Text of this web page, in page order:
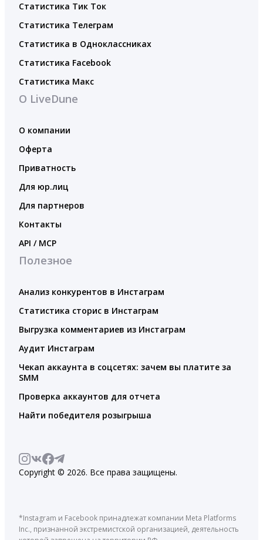
Статистика Тик Ток
Статистика Телеграм
Статистика в Одноклассниках
Статистика Facebook
Статистика Макс
О LiveDune
О компании
Оферта
Приватность
Для юр.лиц
Для партнеров
Контакты
API / MCP
Полезное
Анализ конкурентов в Инстаграм
Статистика сторис в Инстаграм
Выгрузка комментариев из Инстаграм
Аудит Инстаграм
Чекап аккаунта в соцсетях: зачем вы платите за
SMM
Проверка аккаунтов для отчета
Найти победителя розыгрыша
Copyright © 2026. Все права защищены.
*Instagram и Facebook принадлежат компании Meta Platforms
Inc., признанной экстремистской организацией, деятельность